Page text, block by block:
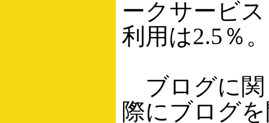
ークサービ
利用は2.5％。
ブログに関
際にブログ